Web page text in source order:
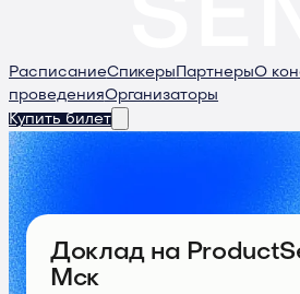
РасписаниеСпикеры ПартнерыО
проведенияОрганизаторы
Купить билет
Доклад на
Мск